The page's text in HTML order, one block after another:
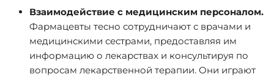
Взаимодействие с медицинским персоналом.
Фармацевты тесно сотрудничают с врачами и
медицинскими сестрами, предоставляя им
информацию о лекарствах и консультируя по
вопросам лекарственной терапии. Они играют